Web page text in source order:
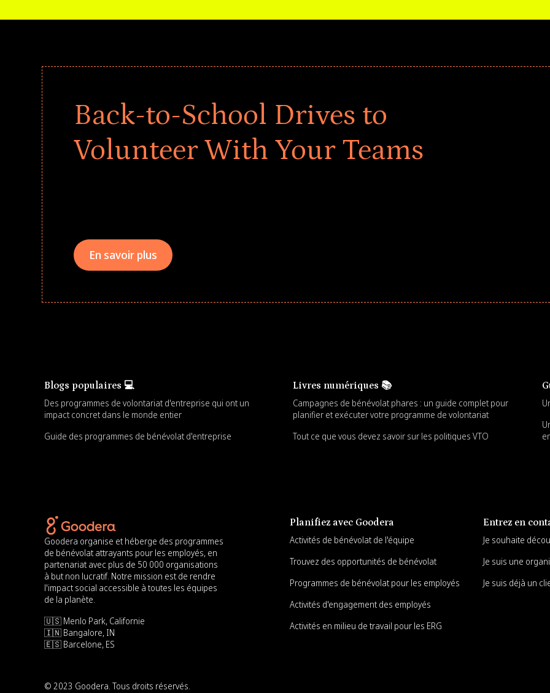
Back-to-School Drives to
Volunteer With Your Teams
En savoir plus
Blogs populaires 💻
Des programmes de volontariat d'entreprise qui ont un
impact concret dans le monde entier
Guide des programmes de bénévolat d'entreprise
Livres numériques 📚
Campagnes de bénévolat phares : un guide complet pour
planifier et exécuter votre programme de volontariat
Tout ce que vous devez savoir sur les politiques VTO
Goodera organise et héberge des programmes
de bénévolat attrayants pour les employés, en
partenariat avec plus de 50 000 organisations
à but non lucratif. Notre mission est de rendre
l'impact social accessible à toutes les équipes
de la planète.
🇺🇸 Menlo Park, Californie
🇮🇳 Bangalore, IN
🇪🇸 Barcelone, ES
Planifiez avec Goodera
Activités de bénévolat de l'équipe
Trouvez des opportunités de bénévolat
Programmes de bénévolat pour les employés
Activités d'engagement des employés
Activités en milieu de travail pour les ERG
Entrez en
Je souhaite
Je suis une
Je suis déjà un
© 2023 Goodera. Tous droits réservés.